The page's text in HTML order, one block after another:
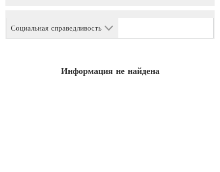
Социальная справедливость
Информация не найдена